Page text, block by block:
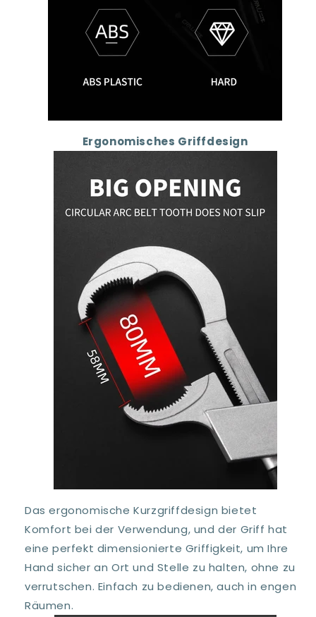
Ergonomisches Griffdesign
Das ergonomische Kurzgriffdesign bietet
Komfort bei der Verwendung, und der Griff hat
eine perfekt dimensionierte Griffigkeit, um Ihre
Hand sicher an Ort und Stelle zu halten, ohne zu
verrutschen. Einfach zu bedienen, auch in engen
Räumen.